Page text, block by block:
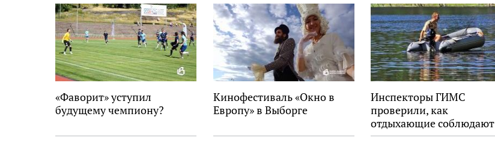
«Фаворит» уступил
будущему чемпиону?
Кинофестиваль «Окно в
Европу» в Выборге
Инспекторы ГИМС
проверили, как
отдыхающие соблюдают
правила на воде